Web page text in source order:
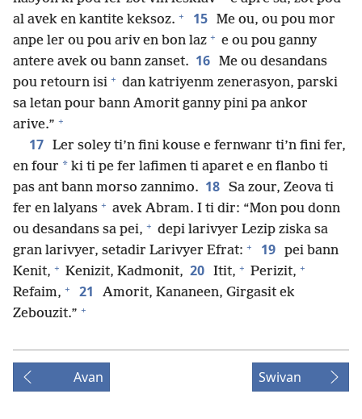
al avek en kantite keksoz. + 15 Me ou, ou pou mor
anpe ler ou pou ariv en bon laz + e ou pou ganny
antere avek ou bann zanset. 16 Me ou desandans
pou retourn isi + dan katriyenm zenerasyon, parski
sa letan pour bann Amorit ganny pini pa ankor
arive.” +
17 Ler soley ti’n fini kouse e fernwanr ti’n fini fer,
en four * ki ti pe fer lafimen ti aparet e en flanbo ti
pas ant bann morso zannimo. 18 Sa zour, Zeova ti
fer en lalyans + avek Abram. I ti dir: “Mon pou donn
ou desandans sa pei, + depi larivyer Lezip ziska sa
gran larivyer, setadir Larivyer Efrat: + 19 pei bann
Kenit, + Kenizit, Kadmonit, 20 Itit, + Perizit, +
Refaim, + 21
Amorit, Kananeen, Girgasit ek
Zebouzit.” +
Avan Swivan